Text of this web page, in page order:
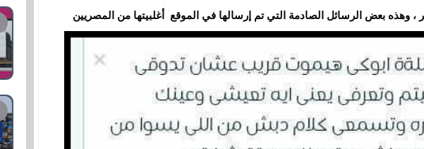
، وهذه بعض الرسائل الصادمة التي تم إرسالها في الموقع أغلبيتها من المصريين